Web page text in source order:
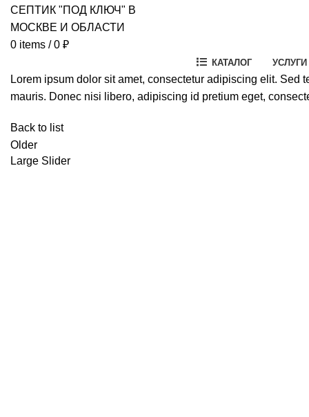
0 items / 0 ₽
КАТАЛОГ УСЛУГИ
Lorem ipsum dolor sit amet, consectetur adipiscing elit.
mauris. Donec nisi libero, adipiscing id pretium eget,
Back to list
Older
Large Slider